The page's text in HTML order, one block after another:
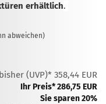
erhältlich.
abweichen)
(UVP)* 358,44 EUR
Ihr Preis* 286,75 EUR
Sie sparen 20%